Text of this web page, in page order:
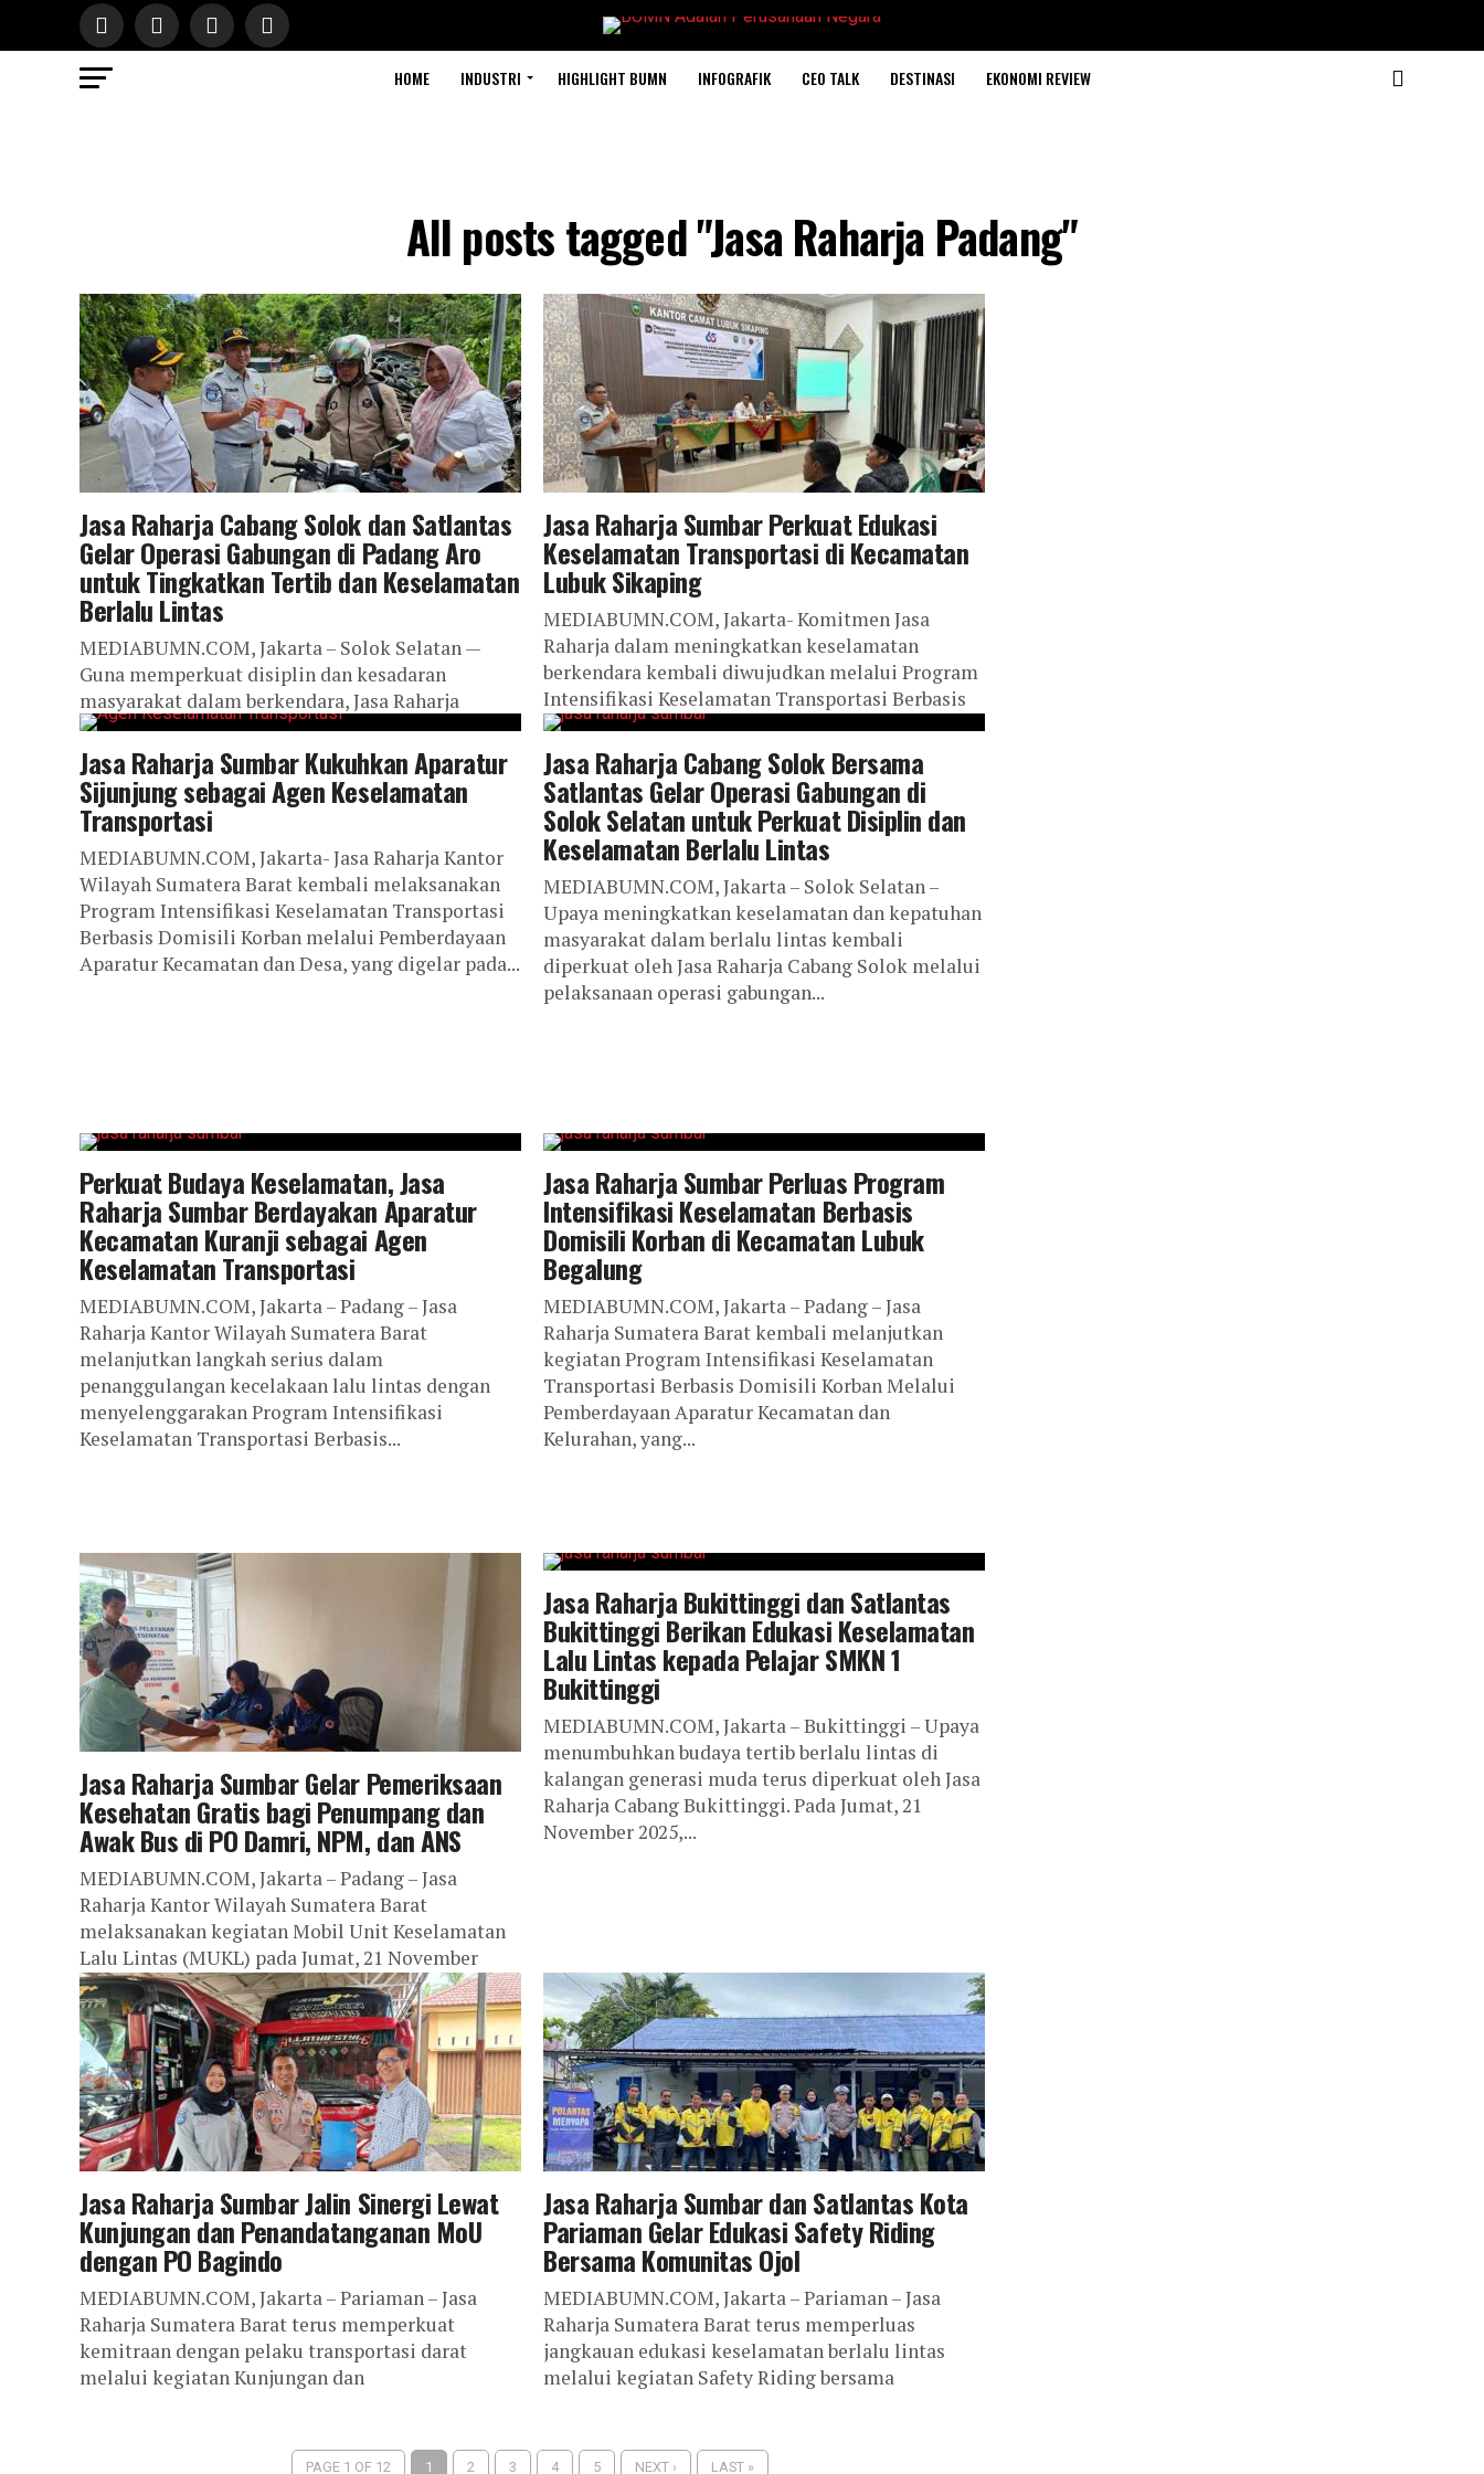
HOME INDUSTRI HIGHLIGHT BUMN INFOGRAFIK CEO TALK DESTINASI EKONOMI REVIEW
All posts tagged "Jasa Raharja Padang"
Jasa Raharja Cabang Solok dan Satlantas
Gelar Operasi Gabungan di Padang Aro
untuk Tingkatkan Tertib dan Keselamatan
Berlalu Lintas
MEDIABUMN.COM, Jakarta – Solok Selatan —
Guna memperkuat disiplin dan kesadaran
masyarakat dalam berkendara, Jasa Raharja
Cabang Solok bersama Satlantas Polres Solok
Selatan melaksanakan Operasi Gabungan...
Jasa Raharja Sumbar Perkuat Edukasi
Keselamatan Transportasi di Kecamatan
Lubuk Sikaping
MEDIABUMN.COM, Jakarta- Komitmen Jasa
Raharja dalam meningkatkan keselamatan
berkendara kembali diwujudkan melalui Program
Intensifikasi Keselamatan Transportasi Berbasis
Domisili Korban Melalui Pemberdayaan Aparatur
Kecamatan dan Desa, yang...
Jasa Raharja Sumbar Kukuhkan Aparatur
Sijunjung sebagai Agen Keselamatan
Transportasi
MEDIABUMN.COM, Jakarta- Jasa Raharja Kantor
Wilayah Sumatera Barat kembali melaksanakan
Program Intensifikasi Keselamatan Transportasi
Berbasis Domisili Korban melalui Pemberdayaan
Aparatur Kecamatan dan Desa, yang digelar pada...
Jasa Raharja Cabang Solok Bersama
Satlantas Gelar Operasi Gabungan di
Solok Selatan untuk Perkuat Disiplin dan
Keselamatan Berlalu Lintas
MEDIABUMN.COM, Jakarta – Solok Selatan –
Upaya meningkatkan keselamatan dan kepatuhan
masyarakat dalam berlalu lintas kembali
diperkuat oleh Jasa Raharja Cabang Solok melalui
pelaksanaan operasi gabungan...
Perkuat Budaya Keselamatan, Jasa
Raharja Sumbar Berdayakan Aparatur
Kecamatan Kuranji sebagai Agen
Keselamatan Transportasi
MEDIABUMN.COM, Jakarta – Padang – Jasa
Raharja Kantor Wilayah Sumatera Barat
melanjutkan langkah serius dalam
penanggulangan kecelakaan lalu lintas dengan
menyelenggarakan Program Intensifikasi
Keselamatan Transportasi Berbasis...
Jasa Raharja Sumbar Perluas Program
Intensifikasi Keselamatan Berbasis
Domisili Korban di Kecamatan Lubuk
Begalung
MEDIABUMN.COM, Jakarta – Padang – Jasa
Raharja Sumatera Barat kembali melanjutkan
kegiatan Program Intensifikasi Keselamatan
Transportasi Berbasis Domisili Korban Melalui
Pemberdayaan Aparatur Kecamatan dan
Kelurahan, yang...
Jasa Raharja Sumbar Gelar Pemeriksaan
Kesehatan Gratis bagi Penumpang dan
Awak Bus di PO Damri, NPM, dan ANS
MEDIABUMN.COM, Jakarta – Padang – Jasa
Raharja Kantor Wilayah Sumatera Barat
melaksanakan kegiatan Mobil Unit Keselamatan
Lalu Lintas (MUKL) pada Jumat, 21 November
2025, di tiga...
Jasa Raharja Bukittinggi dan Satlantas
Bukittinggi Berikan Edukasi Keselamatan
Lalu Lintas kepada Pelajar SMKN 1
Bukittinggi
MEDIABUMN.COM, Jakarta – Bukittinggi – Upaya
menumbuhkan budaya tertib berlalu lintas di
kalangan generasi muda terus diperkuat oleh Jasa
Raharja Cabang Bukittinggi. Pada Jumat, 21
November 2025,...
Jasa Raharja Sumbar Jalin Sinergi Lewat
Kunjungan dan Penandatanganan MoU
dengan PO Bagindo
MEDIABUMN.COM, Jakarta – Pariaman – Jasa
Raharja Sumatera Barat terus memperkuat
kemitraan dengan pelaku transportasi darat
melalui kegiatan Kunjungan dan
Jasa Raharja Sumbar dan Satlantas Kota
Pariaman Gelar Edukasi Safety Riding
Bersama Komunitas Ojol
MEDIABUMN.COM, Jakarta – Pariaman – Jasa
Raharja Sumatera Barat terus memperluas
jangkauan edukasi keselamatan berlalu lintas
melalui kegiatan Safety Riding bersama
PAGE 1 OF 12 1 2 3 4 5 NEXT › LAST »